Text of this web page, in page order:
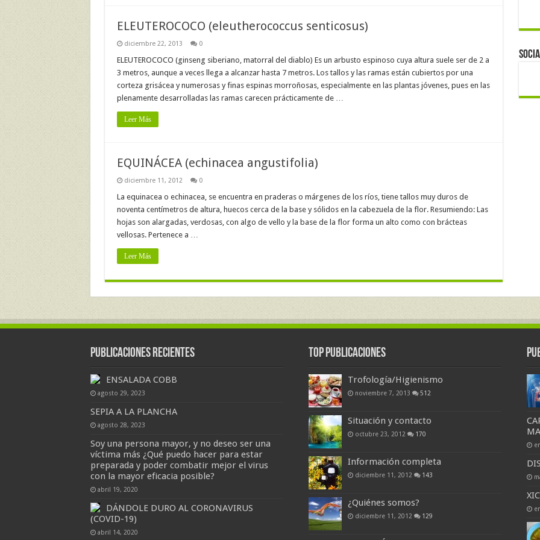
ELEUTEROCOCO (eleutherococcus senticosus)
diciembre 22, 2013 0
ELEUTEROCOCO (ginseng siberiano, matorral del diablo) Es un arbusto espinoso cuya altura suele ser de 2 a
3 metros, aunque a veces llega a alcanzar hasta 7 metros. Los tallos y las ramas están cubiertos por una
corteza grisácea y numerosas y finas espinas morroñosas, especialmente en las plantas jóvenes, pues en las
plenamente desarrolladas las ramas carecen prácticamente de …
Leer Más
EQUINÁCEA (echinacea angustifolia)
diciembre 11, 2012 0
La equinacea o echinacea, se encuentra en praderas o márgenes de los ríos, tiene tallos muy duros de
noventa centímetros de altura, huecos cerca de la base y sólidos en la cabezuela de la flor. Resumiendo: Las
hojas son alargadas, verdosas, con algo de vello y la base de la flor forma un alto como con brácteas
vellosas. Pertenece a …
Leer Más
Publicaciones Recientes
ENSALADA COBB
agosto 29, 2023
SEPIA A LA PLANCHA
agosto 28, 2023
Soy una persona mayor, y no deseo ser una
víctima más ¿Qué puedo hacer para estar
preparada y poder combatir mejor el virus
con la mayor eficacia posible?
abril 19, 2020
DÁNDOLE DURO AL CORONAVIRUS
(COVID-19)
abril 14, 2020
Top Publicaciones
Trofología/Higienismo
noviembre 7, 2013 512
Situación y contacto
octubre 23, 2012 170
Información completa
diciembre 11, 2012 143
¿Quiénes somos?
diciembre 11, 2012 129